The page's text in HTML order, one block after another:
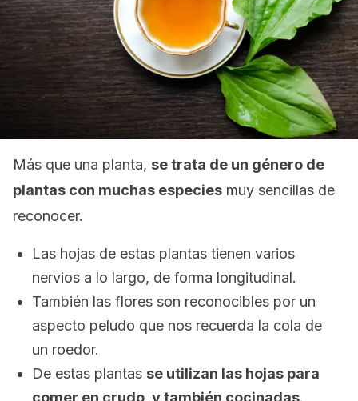
Más que una planta, se trata de un género de
plantas con muchas especies muy sencillas de
reconocer.
Las hojas de estas plantas tienen varios
nervios a lo largo, de forma longitudinal.
También las flores son reconocibles por un
aspecto peludo que nos recuerda la cola de
un roedor.
De estas plantas se utilizan las hojas para
comer en crudo, y también cocinadas.